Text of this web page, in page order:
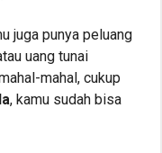
juga punya peluang
uang tunai
mahal, cukup
, kamu sudah bisa